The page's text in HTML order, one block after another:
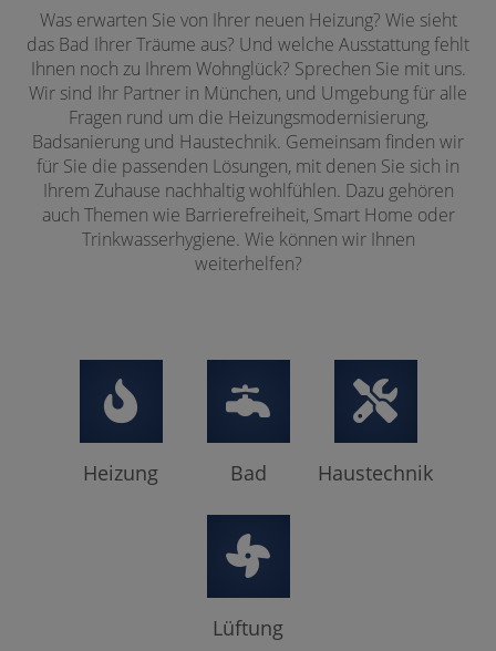
Was erwarten Sie von Ihrer neuen Heizung? Wie sieht
das Bad Ihrer Träume aus? Und welche Ausstattung fehlt
Ihnen noch zu Ihrem Wohnglück? Sprechen Sie mit uns.
Wir sind Ihr Partner in München, und Umgebung für alle
Fragen rund um die Heizungsmodernisierung,
Badsanierung und Haustechnik. Gemeinsam finden wir
für Sie die passenden Lösungen, mit denen Sie sich in
Ihrem Zuhause nachhaltig wohlfühlen. Dazu gehören
auch Themen wie Barrierefreiheit, Smart Home oder
Trinkwasserhygiene. Wie können wir Ihnen
weiterhelfen?
Heizung Bad Haustechnik
Lüftung